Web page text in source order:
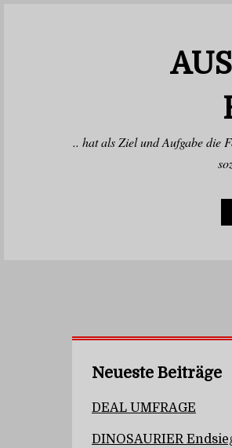
.. hat als Ziel und Aufgabe die
Neueste Beiträge
DEAL UMFRAGE
DINOSAURIER